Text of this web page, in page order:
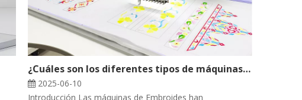
¿Cuáles son los diferentes tipos de máquinas de bordado?
2025-06-10
Introducción Las máquinas de Embroides han